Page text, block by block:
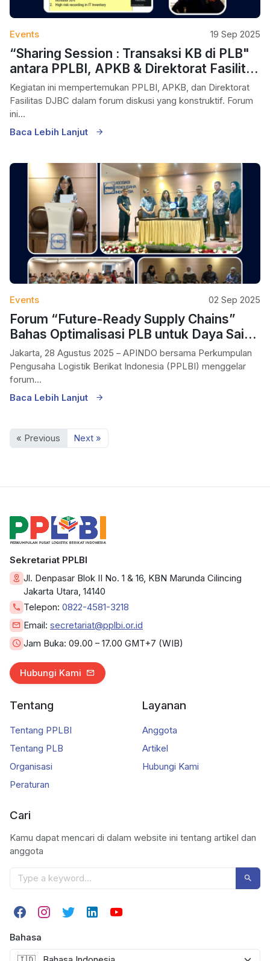
Events 19 Sep 2025
“Sharing Session : Transaksi KB di PLB"
antara PPLBI, APKB & Direktorat Fasilitas
DJBC
Kegiatan ini mempertemukan PPLBI, APKB, dan Direktorat
Fasilitas DJBC dalam forum diskusi yang konstruktif. Forum
ini...
Baca Lebih Lanjut
Events 02 Sep 2025
Forum “Future-Ready Supply Chains”
Bahas Optimalisasi PLB untuk Daya Saing
Global
Jakarta, 28 Agustus 2025 – APINDO bersama Perkumpulan
Pengusaha Logistik Berikat Indonesia (PPLBI) menggelar
forum...
Baca Lebih Lanjut
« Previous Next »
Sekretariat PPLBI
Jl. Denpasar Blok II No. 1 & 16, KBN Marunda Cilincing
Jakarta Utara, 14140
Telepon: 0822-4581-3218
Email: secretariat@pplbi.or.id
Jam Buka: 09.00 – 17.00 GMT+7 (WIB)
Hubungi Kami
Tentang
Tentang PPLBI
Tentang PLB
Organisasi
Peraturan
Layanan
Anggota
Artikel
Hubungi Kami
Cari
Kamu dapat mencari di dalam website ini tentang artikel dan
anggota
Bahasa